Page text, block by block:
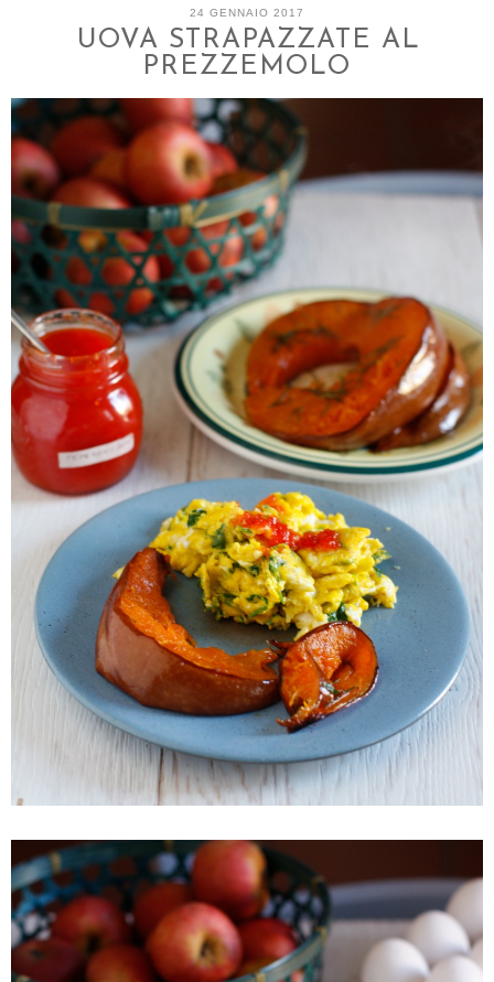
24 GENNAIO 2017
UOVA STRAPAZZATE AL
PREZZEMOLO